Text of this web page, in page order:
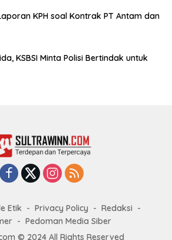
KPH soal Kontrak PT Antam dan
KSBSI Minta Polisi Bertindak untuk
Etik Privacy Policy
Redaksi
Pedoman Media Siber
© 2024 All Rights Reserved